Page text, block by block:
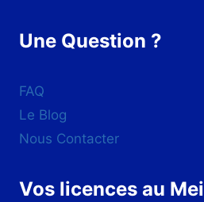
Une Question ?
FAQ
Le Blog
Nous Contacter
Vos licences au